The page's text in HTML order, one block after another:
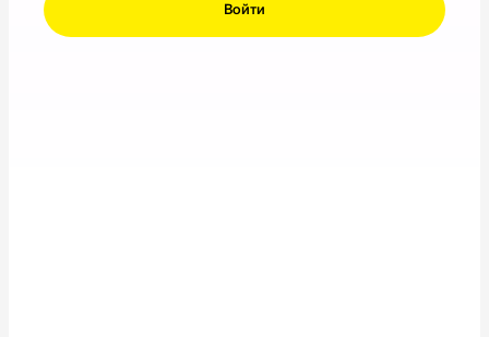
Войти